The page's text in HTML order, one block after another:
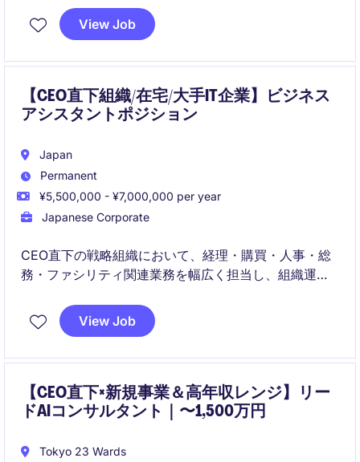
ル管理や調整能力が求められるポジションです。
View Job
【CEO直下組織/在宅/大手IT企業】ビジネス
アシスタントポジション
Japan
Permanent
¥5,500,000 - ¥7,000,000 per year
Japanese Corporate
CEO直下の戦略組織において、経理・購買・人事・総
務・ファシリティ関連業務を幅広く担当し、組織運営
がら、各種申請や会議運営、出張手配などのアドミニ
ストレーション業務を通じて円滑な組織運営に貢献い
View Job
【CEO直下×新規事業＆高年収レンジ】リー
ドAIコンサルタント｜〜1,500万円
Tokyo 23 Wards